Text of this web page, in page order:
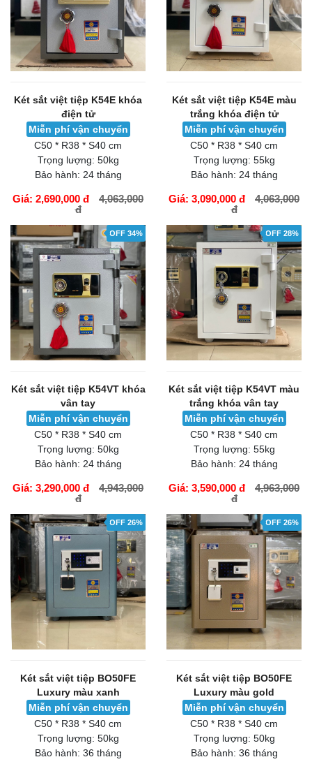
Két sắt việt tiệp K54E khóa
điện tử
Miễn phí vận chuyển
C50 * R38 * S40 cm
Trọng lượng: 50kg
Bảo hành: 24 tháng
Giá: 2,690,000 đ
4,063,000
đ
Két sắt việt tiệp K54E màu
trắng khóa điện tử
Miễn phí vận chuyển
C50 * R38 * S40 cm
Trọng lượng: 55kg
Bảo hành: 24 tháng
Giá: 3,090,000 đ
4,063,000
đ
OFF 34%
Két sắt việt tiệp K54VT khóa
vân tay
Miễn phí vận chuyển
C50 * R38 * S40 cm
Trọng lượng: 50kg
Bảo hành: 24 tháng
Giá: 3,290,000 đ
4,943,000
đ
OFF 28%
Két sắt việt tiệp K54VT màu
trắng khóa vân tay
Miễn phí vận chuyển
C50 * R38 * S40 cm
Trọng lượng: 55kg
Bảo hành: 24 tháng
Giá: 3,590,000 đ
4,963,000
đ
OFF 26%
Két sắt việt tiệp BO50FE
Luxury màu xanh
Miễn phí vận chuyển
C50 * R38 * S40 cm
Trọng lượng: 50kg
Bảo hành: 36 tháng
OFF 26%
Két sắt việt tiệp BO50FE
Luxury màu gold
Miễn phí vận chuyển
C50 * R38 * S40 cm
Trọng lượng: 50kg
Bảo hành: 36 tháng